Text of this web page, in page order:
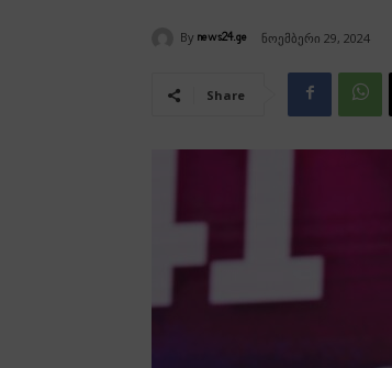
By news24.ge ნოემბერი 29, 2024
Share